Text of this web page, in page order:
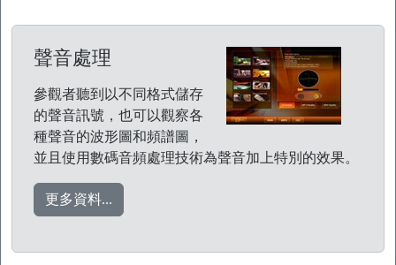
聲音處理
參觀者聽到以不同格式儲存
的聲音訊號，也可以觀察各
種聲音的波形圖和頻譜圖，
並且使用數碼音頻處理技術為聲音加上特別的效果。
更多資料...